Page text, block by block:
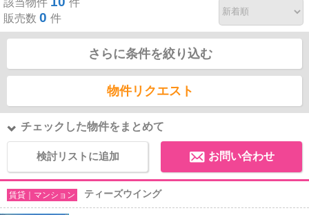
該当物件
件
販売数 0 件
さらに条件を絞り込む
物件リクエスト
チェックした物件をまとめて
検討リストに追加 お問い合わせ
賃貸｜マンション ティーズウイング